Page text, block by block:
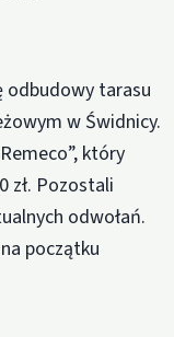
odbudowy tarasu
w Świdnicy.
który
zł. Pozostali
odwołań.
początku